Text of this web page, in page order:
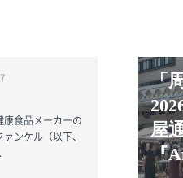
康食品メーカーの
ンケル（以下、
「
屋
『